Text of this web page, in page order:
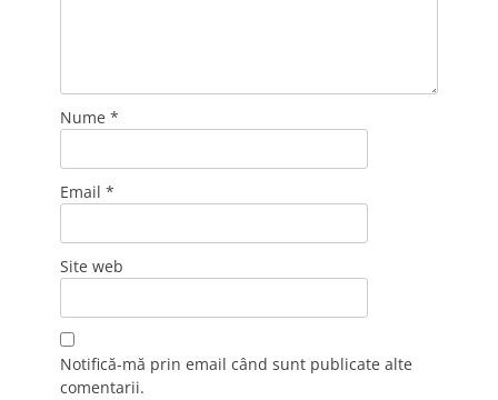
Nume *
Email *
Site web
Notifică-mă prin email când sunt publicate alte
comentarii.